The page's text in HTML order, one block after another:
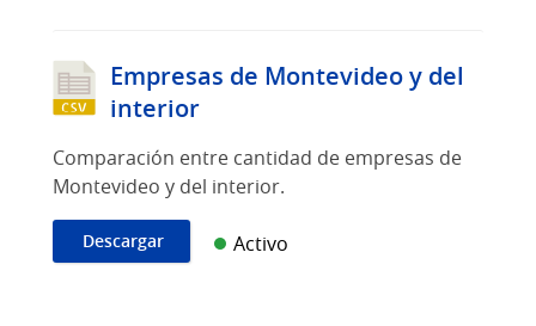
Empresas de Montevideo y del
interior
Comparación entre cantidad de empresas de
Montevideo y del interior.
Descargar Activo